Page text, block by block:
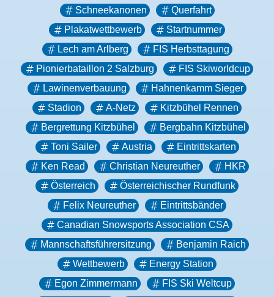
Schneekanonen
Querfahrt
Plakatwettbewerb
Startnummer
Lech am Arlberg
FIS Herbsttagung
Pionierbataillon 2 Salzburg
FIS Skiworldcup
Lawinenverbauung
Hahnenkamm Sieger
Stadion
A-Netz
Kitzbühel Rennen
Bergrettung Kitzbühel
Bergbahn Kitzbühel
Toni Sailer
Austria
Eintrittskarten
Ken Read
Christian Neureuther
HKR
Österreich
Österreichischer Rundfunk
Felix Neureuther
Eintrittsbänder
Canadian Snowsports Association CSA
Mannschaftsführersitzung
Benjamin Raich
Wettbewerb
Energy Station
Egon Zimmermann
FIS Ski Weltcup